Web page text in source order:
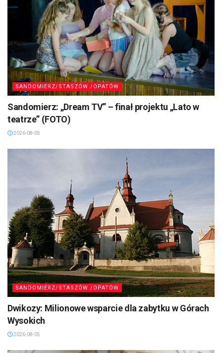
SANDOMIERZ/STASZÓW /OPATÓW
Sandomierz: „Dream TV” – finał projektu „Lato w
teatrze” (FOTO)
2026-08-05
SANDOMIERZ/STASZÓW /OPATÓW
Dwikozy: Milionowe wsparcie dla zabytku w Górach
Wysokich
2026-08-05